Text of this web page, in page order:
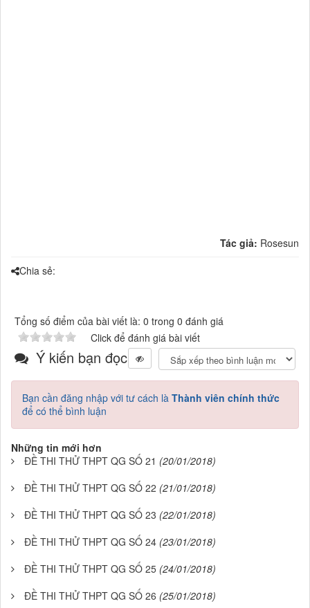
Tác giả: Rosesun
Chia sẻ:
Tổng số điểm của bài viết là: 0 trong 0 đánh giá
Click để đánh giá bài viết
Ý kiến bạn đọc
Bạn cần đăng nhập với tư cách là Thành viên chính thức
để có thể bình luận
Những tin mới hơn
ĐỀ THI THỬ THPT QG SỐ 21 (20/01/2018)
ĐỀ THI THỬ THPT QG SỐ 22 (21/01/2018)
ĐỀ THI THỬ THPT QG SỐ 23 (22/01/2018)
ĐỀ THI THỬ THPT QG SỐ 24 (23/01/2018)
ĐỀ THI THỬ THPT QG SỐ 25 (24/01/2018)
ĐỀ THI THỬ THPT QG SỐ 26 (25/01/2018)